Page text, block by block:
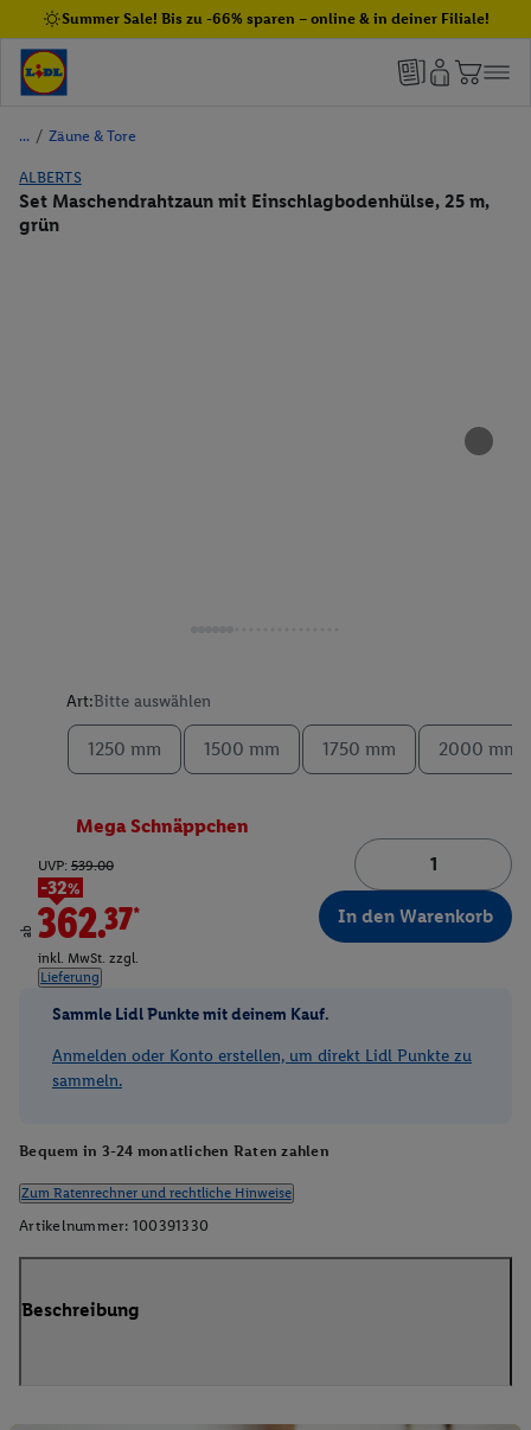
Summer Sale! Bis zu -66% sparen – online & in deiner Filiale!
/ Zäune & Tore
ALBERTS
Set Maschendrahtzaun mit Einschlagbodenhülse, 25 m,
grün
Art:Bitte auswählen
1250 mm 1500 mm 1750 mm 2000 mm
Mega Schnäppchen
ab
UVP: 539.00
-32%
362.37*
inkl. MwSt. zzgl.
Lieferung
In den Warenkorb
Sammle Lidl Punkte mit deinem Kauf.
Anmelden oder Konto erstellen, um direkt Lidl Punkte zu
sammeln.
Bequem in 3-24 monatlichen Raten zahlen
Zum Ratenrechner und rechtliche Hinweise
Artikelnummer: 100391330
Beschreibung